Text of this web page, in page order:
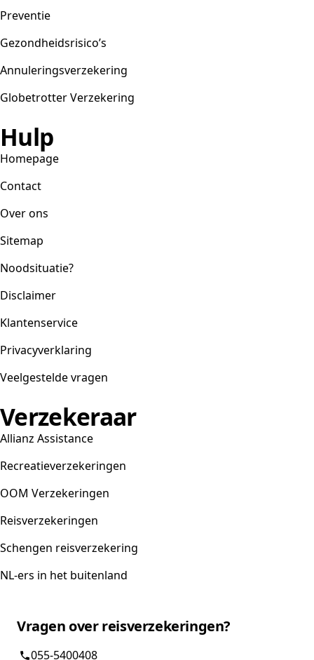
Preventie
Gezondheidsrisico’s
Annuleringsverzekering
Globetrotter Verzekering
Hulp
Homepage
Contact
Over ons
Sitemap
Noodsituatie?
Disclaimer
Klantenservice
Privacyverklaring
Veelgestelde vragen
Verzekeraar
Allianz Assistance
Recreatieverzekeringen
OOM Verzekeringen
Reisverzekeringen
Schengen reisverzekering
NL-ers in het buitenland
Vragen over reisverzekeringen?
055-5400408